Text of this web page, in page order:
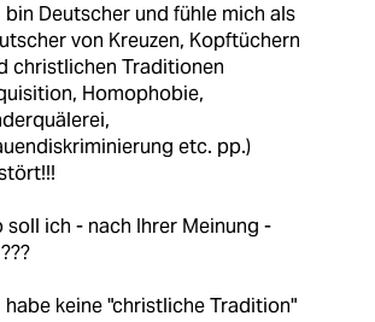
bin Deutscher und fühle mich als
von Kreuzen, Kopftüchern
christlichen Traditionen
Homophobie,
etc. pp.)
soll ich - nach Ihrer Meinung -
habe keine "christliche Tradition"